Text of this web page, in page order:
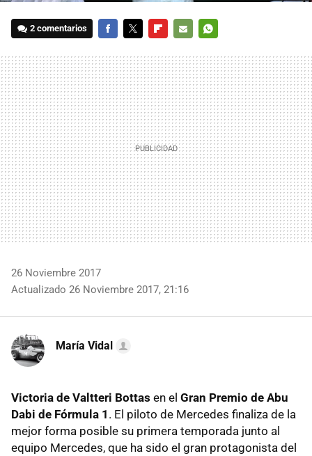
2 comentarios
MAIL
26 Noviembre 2017
Actualizado 26 Noviembre 2017, 21:16
María Vidal
Victoria de Valtteri Bottas en el Gran Premio de Abu
Dabi de Fórmula 1 . El piloto de Mercedes finaliza de la
mejor forma posible su primera temporada junto al
equipo Mercedes, que ha sido el gran protagonista del